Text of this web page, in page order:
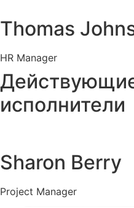
Thomas
HR Manager
исполнители
Sharon Berry
Project Manager